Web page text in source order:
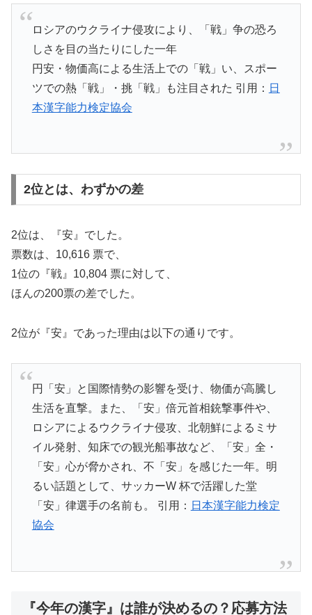
ロシアのウクライナ侵攻により、「戦」争の恐ろ
しさを目の当たりにした一年
円安・物価高による生活上での「戦」い、スポー
ツでの熱「戦」・挑「戦」も注目された 引用： 日
本漢字能力検定協会
2位とは、わずかの差
2位は、『安』でした。
票数は、10,616 票で、
1位の『戦』10,804 票に対して、
ほんの200票の差でした。
2位が『安』であった理由は以下の通りです。
円「安」と国際情勢の影響を受け、物価が高騰し
生活を直撃。また、「安」倍元首相銃撃事件や、
ロシアによるウクライナ侵攻、北朝鮮によるミサ
イル発射、知床での観光船事故など、「安」全・
「安」心が脅かされ、不「安」を感じた一年。明
るい話題として、サッカーW 杯で活躍した堂
「安」律選手の名前も。 引用： 日本漢字能力検定
協会
『今年の漢字』は誰が決めるの？応募方法